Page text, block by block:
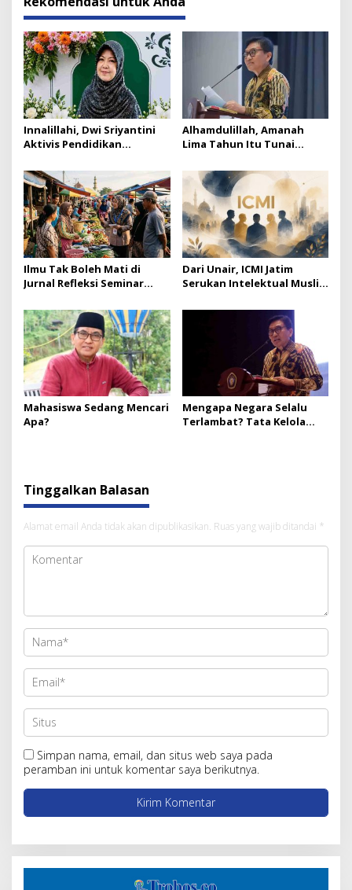
Innalillahi, Dwi Sriyantini
Aktivis Pendidikan
Alhamdulillah, Amanah
Lima Tahun Itu Tunai
Jatim
Ilmu Tak Boleh Mati di
Jurnal Refleksi Seminar
Dari Unair, ICMI Jatim
Serukan Intelektual Muslim
Polarisasi Bangsa
Mahasiswa Sedang Mencari
Apa?
Mengapa Negara Selalu
Terlambat? Tata Kelola
Tinggalkan Balasan
Alamat email Anda tidak akan dipublikasikan. Ruas yang wajib ditandai *
Simpan nama, email, dan situs web saya pada
peramban ini untuk komentar saya berikutnya.